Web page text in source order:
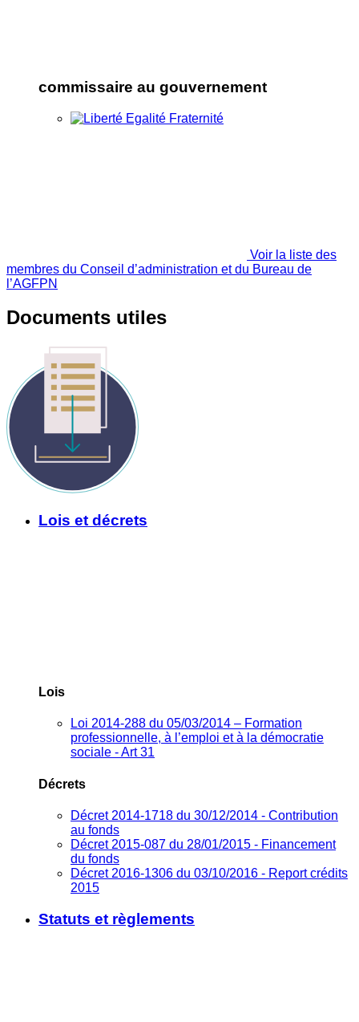
commissaire au gouvernement
Voir la liste des
membres du Conseil d’administration et du Bureau de
l’AGFPN
Documents utiles
Lois et décrets
Lois
Loi 2014-288 du 05/03/2014 – Formation
professionnelle, à l’emploi et à la démocratie
sociale - Art 31
Décrets
Décret 2014-1718 du 30/12/2014 - Contribution
au fonds
Décret 2015-087 du 28/01/2015 - Financement
du fonds
Décret 2016-1306 du 03/10/2016 - Report crédits
2015
Statuts et règlements